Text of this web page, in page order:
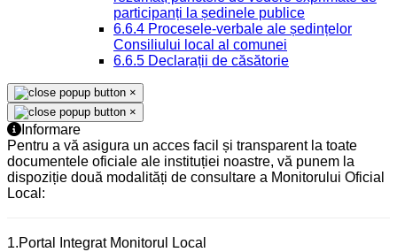
participanți la ședinele publice
6.6.4 Procesele-verbale ale ședințelor
Consiliului local al comunei
6.6.5 Declarații de căsătorie
×
×
Informare
Pentru a vă asigura un acces facil și transparent la toate
documentele oficiale ale instituției noastre, vă punem la
dispoziție două modalități de consultare a Monitorului Oficial
Local:
1.Portal Integrat Monitorul Local